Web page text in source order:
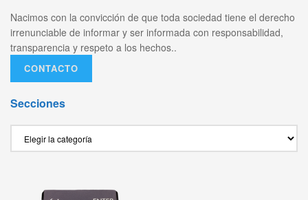
Nacimos con la convicción de que toda sociedad tiene el derecho
irrenunciable de informar y ser informada con responsabilidad,
transparencia y respeto a los hechos..
CONTACTO
Secciones